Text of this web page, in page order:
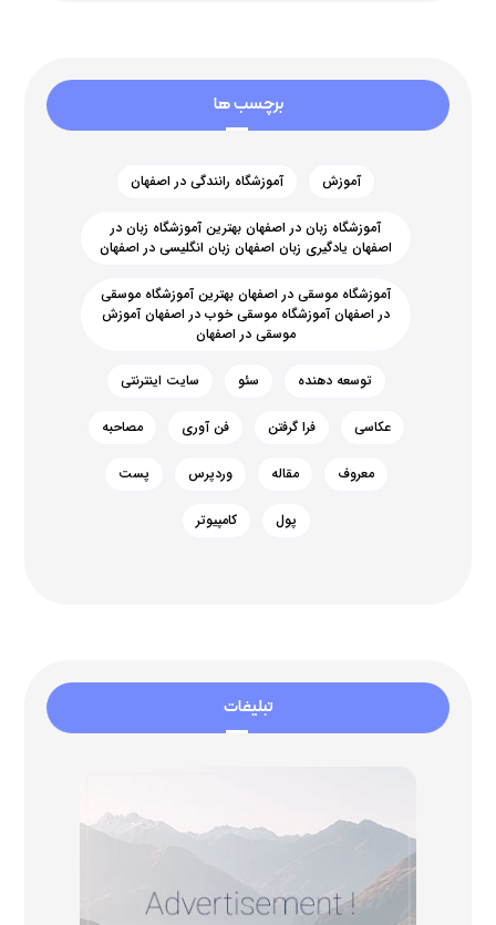
برچسب ها
آموزش آموزشگاه رانندگی در اصفهان
آموزشگاه زبان در اصفهان بهترین آموزشگاه زبان در
اصفهان یادگیری زبان اصفهان زبان انگلیسی در اصفهان
آموزشگاه موسقی در اصفهان بهترین آموزشگاه موسقی
در اصفهان آموزشگاه موسقی خوب در اصفهان آموزش
موسقی در اصفهان
توسعه دهنده سئو سایت اینترنتی
عکاسی فرا گرفتن فن آوری مصاحبه
معروف مقاله وردپرس پست
پول کامپیوتر
تبلیغات